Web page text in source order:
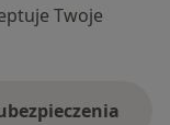
Twoje